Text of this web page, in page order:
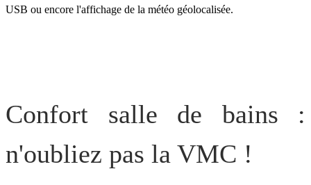
USB ou encore l'affichage de la météo géolocalisée.
Confort salle de bains :
n'oubliez pas la VMC !